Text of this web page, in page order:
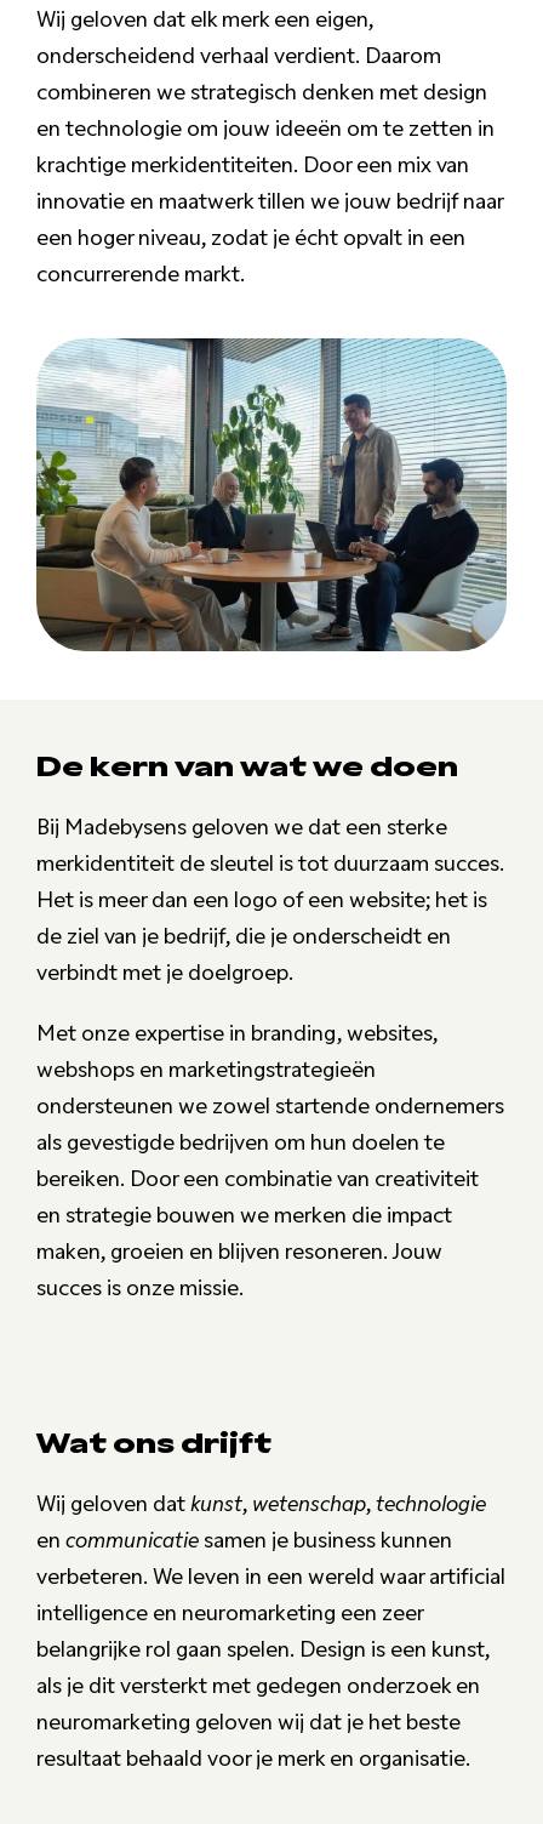
Wij geloven dat elk merk een eigen,
onderscheidend verhaal verdient. Daarom
combineren we strategisch denken met design
en technologie om jouw ideeën om te zetten in
krachtige merkidentiteiten. Door een mix van
innovatie en maatwerk tillen we jouw bedrijf naar
een hoger niveau, zodat je écht opvalt in een
concurrerende markt.
De kern van wat we doen
Bij Madebysens geloven we dat een sterke
merkidentiteit de sleutel is tot duurzaam succes.
Het is meer dan een logo of een website; het is
de ziel van je bedrijf, die je onderscheidt en
verbindt met je doelgroep.
Met onze expertise in branding, websites,
webshops en marketingstrategieën
ondersteunen we zowel startende ondernemers
als gevestigde bedrijven om hun doelen te
bereiken. Door een combinatie van creativiteit
en strategie bouwen we merken die impact
maken, groeien en blijven resoneren. Jouw
succes is onze missie.
Wat ons drijft
Wij geloven datkunst,wetenschap,technologie
encommunicatiesamen je business kunnen
verbeteren. We leven in een wereld waar artificial
intelligence en neuromarketing een zeer
belangrijke rol gaan spelen. Design is een kunst,
als je dit versterkt met gedegen onderzoek en
neuromarketing geloven wij dat je het beste
resultaat behaald voor je merk en organisatie.